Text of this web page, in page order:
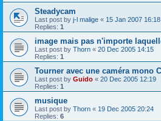
Steadycam
Last post by j-l malige « 15 Jan 2007 16:18
Replies: 1
image mais pas n'importe
Last post by Thorn « 20 Dec 2005 14:15
Replies: 1
Tourner avec une caméra mono
Last post by Guido « 20 Dec 2005 12:19
Replies: 1
musique
Last post by Thorn « 19 Dec 2005 20:24
Replies: 6